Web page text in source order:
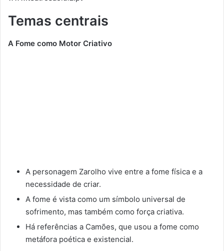
Temas centrais
A Fome como Motor Criativo
A personagem Zarolho vive entre a fome física e a
necessidade de criar.
A fome é vista como um símbolo universal de
sofrimento, mas também como força criativa.
Há referências a Camões, que usou a fome como
metáfora poética e existencial.